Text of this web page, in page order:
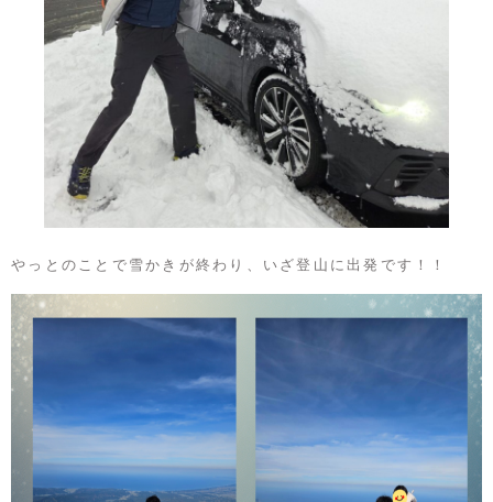
やっとのことで雪かきが終わり、いざ登山に出発です！！